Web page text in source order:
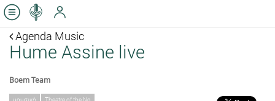
Agenda Music
Hume Assine live
Boem Team